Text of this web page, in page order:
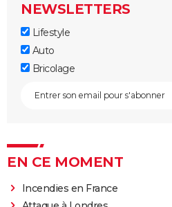
NEWSLETTERS
Lifestyle
Auto
Bricolage
EN CE MOMENT
Incendies en France